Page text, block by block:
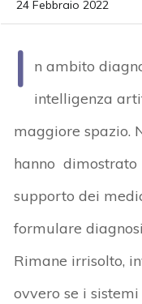
24 Febbraio 2022
I
n ambito
intelligenza
maggiore spazio.
hanno
supporto dei
formulare
Rimane irrisolto,
ovvero se i